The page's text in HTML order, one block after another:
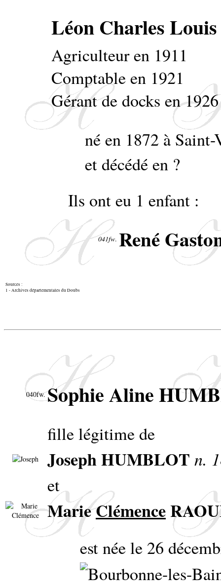
Léon Charles
Agriculteur en 1911
Comptable en 1921
Gérant de docks en 1926
né en 1872 à
et décédé en ?
Ils ont eu 1 enfant :
041fw. René
Sources :
1 - Archives départementales du Doubs
040fw. Sophie Aline
fille légitime de
Joseph HUMBLOT n.
et
MarieClémence
est née le 26